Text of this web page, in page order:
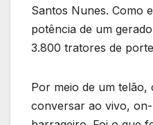
Santos Nunes. Como
potência de um
3.800 tratores de
Por meio de um telão,
conversar ao vivo,